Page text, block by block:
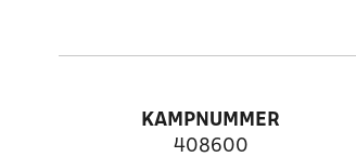
KAMPNUMMER
408600